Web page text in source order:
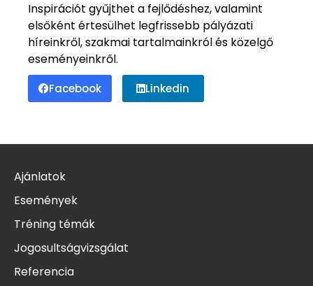
Inspirációt gyűjthet a fejlődéshez, valamint
elsőként értesülhet legfrissebb pályázati
híreinkről, szakmai tartalmainkról és közelgő
eseményeinkről.
Facebook Linkedin
Ajánlatok
Események
Tréning témák
Jogosultságvizsgálat
Referencia